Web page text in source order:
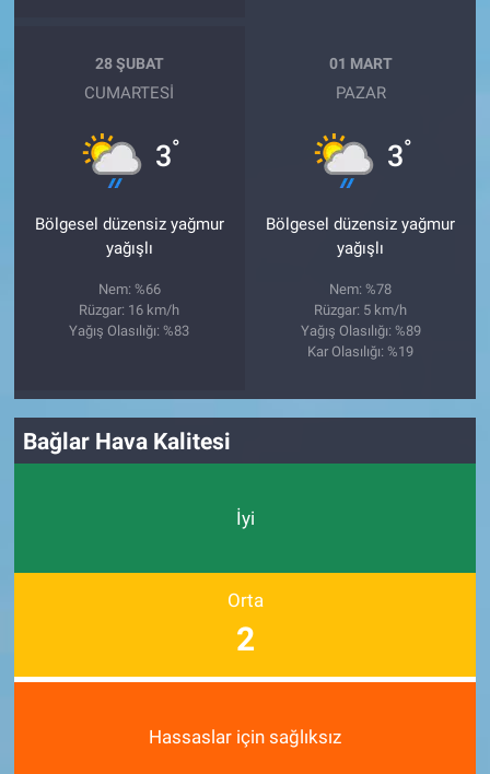
28 ŞUBAT
CUMARTESI
3°
Bölgesel düzensiz yağmur
yağışlı
Nem: %66
Rüzgar: 16 km/h
Yağış Olasılığı: %83
01 MART
PAZAR
3°
Bölgesel düzensiz yağmur
yağışlı
Nem: %78
Rüzgar: 5 km/h
Yağış Olasılığı: %89
Kar Olasılığı: %19
Bağlar Hava Kalitesi
İyi
Orta
2
Hassaslar için sağlıksız